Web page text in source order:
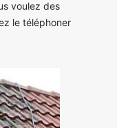
voulez des
le téléphoner